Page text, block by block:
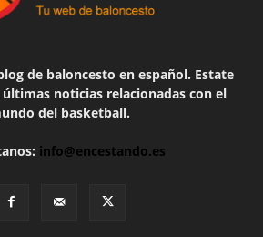
de baloncesto en español. Estate
noticias relacionadas con el
del basketball.
info@encestando.es